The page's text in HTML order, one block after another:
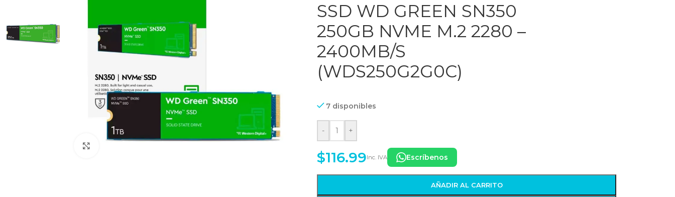
SSD WD GREEN SN350
250GB NVME M.2 2280 –
2400MB/S
(WDS250G2G0C)
7 disponibles
- +
$116.99Inc. IVA Escríbenos
AÑADIR AL CARRITO